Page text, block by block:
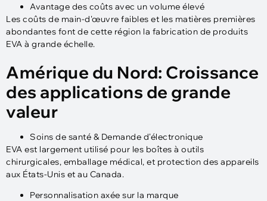
Avantage des coûts avec un volume élevé
Les coûts de main-d'œuvre faibles et les matières premières
abondantes font de cette région la fabrication de produits
EVA à grande échelle.
Amérique du Nord: Croissance
des applications de grande
valeur
Soins de santé & Demande d'électronique
EVA est largement utilisé pour les boîtes à outils
chirurgicales, emballage médical, et protection des appareils
aux États-Unis et au Canada.
Personnalisation axée sur la marque